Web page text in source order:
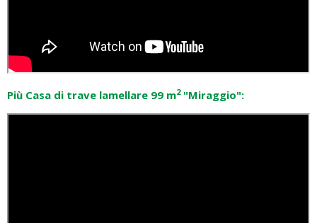
Più Casa di trave lamellare 99 m2"Miraggio":